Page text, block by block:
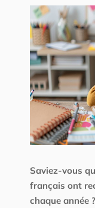
Saviez-vous
français ont
chaque année ?